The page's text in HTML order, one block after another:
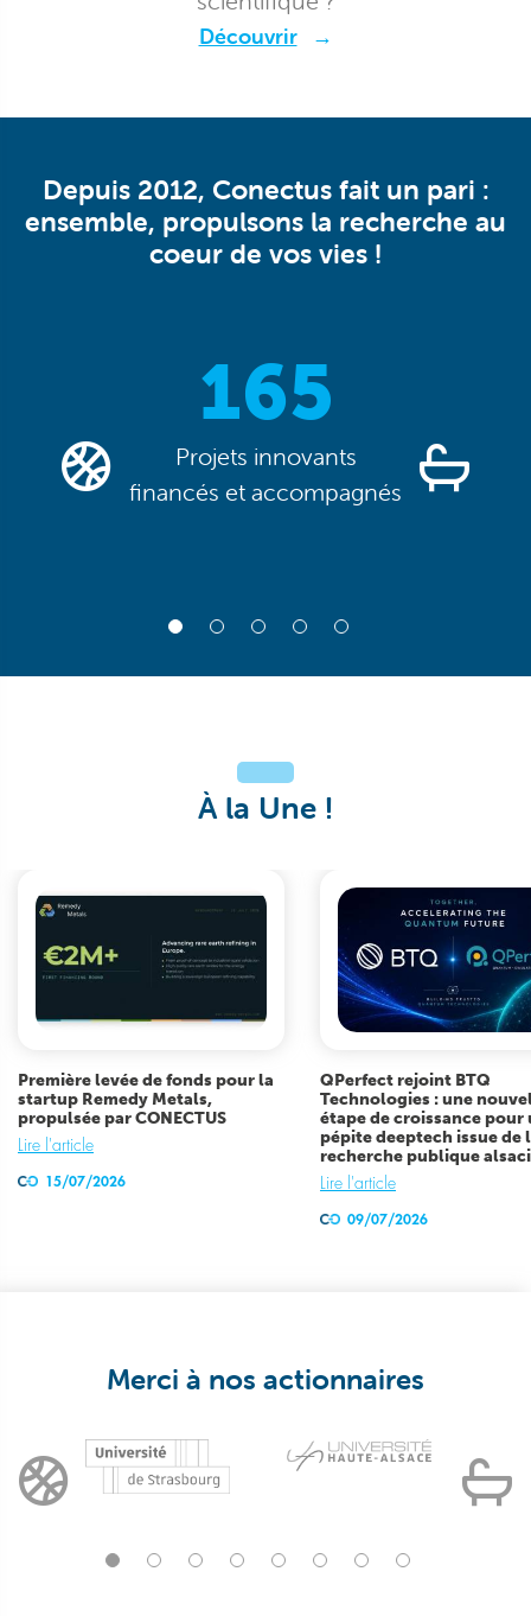
Découvrir
Depuis 2012, Conectus fait un pari :
ensemble, propulsons la recherche au
coeur de vos vies !
165
Projets innovants
financés et accompagnés
À la Une !
Première levée de fonds pour la
startup Remedy Metals,
propulsée par CONECTUS
Lire l'article
15/07/2026
QPerfect rejoint BTQ
Technologies : une
étape de croissance pour
pépite deeptech issue de
recherche publique
Lire l'article
09/07/2026
Merci à nos actionnaires